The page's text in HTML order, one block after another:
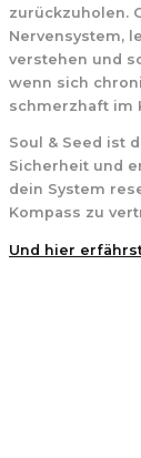
zurückzuholen.
Nervensystem,
verstehen und
wenn sich
schmerzhaft im
Soul & Seed ist
Sicherheit und
dein System
Kompass zu
Und hier